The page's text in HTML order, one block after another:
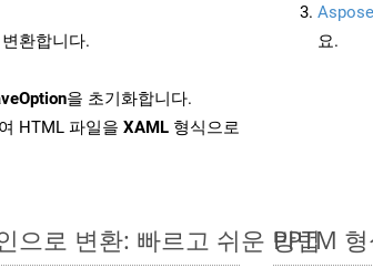
환합니다.
을 초기화합니다.
HTML 파일을 XAML 형식으로
요.
으로 변환: 빠르고 쉬운 방법
PPTM